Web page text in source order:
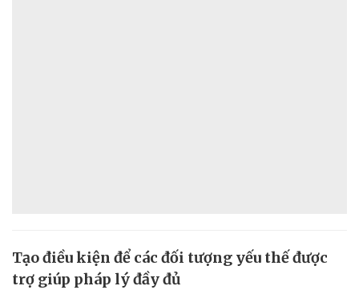
Tạo điều kiện để các đối tượng yếu thế được
trợ giúp pháp lý đầy đủ